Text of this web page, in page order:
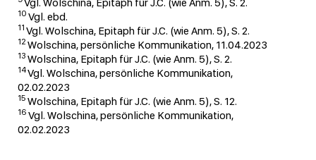
10 Vgl. ebd.
11 Vgl. Wolschina, Epitaph für J.C. (wie Anm. 5), S. 2.
12 Wolschina, persönliche Kommunikation, 11.04.2023
13 Wolschina, Epitaph für J.C. (wie Anm. 5), S. 2.
14Vgl. Wolschina, persönliche Kommunikation,
02.02.2023
15 Wolschina, Epitaph für J.C. (wie Anm. 5), S. 12.
16 Vgl. Wolschina, persönliche Kommunikation,
02.02.2023